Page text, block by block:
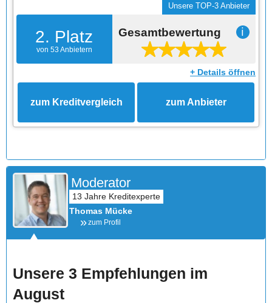
2. Platz
von 53 Anbietern
Unsere TOP-3 Anbieter
Gesamtbewertung ℹ
+ Details öffnen
zum Kreditvergleich zum Anbieter
Moderator
Thomas Mücke
zum Profil
Unsere 3 Empfehlungen im
August